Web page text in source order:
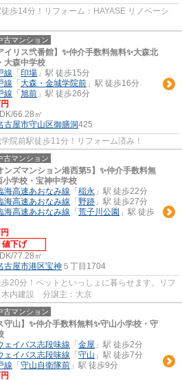
歩14分！リフォーム：HAYASE リノベーシ
古マンション
イリス弐番館】✨️仲介手数料無料✨️大森北
大森中学校
線 「 印場 」駅 徒歩15分
線 「 大森・金城学院前 」駅 徒歩16分
線 「 旭前 」駅 徒歩26分
66.28㎡
古屋市守山区御膳洞425
院前駅徒歩11分！リフォーム済み！
古マンション
ンズマンション港西第5】✨️仲介手数料無
小学校・宝神中学校
海高速あおなみ線 「 稲永 」駅 徒歩22分
海高速あおなみ線 「 野跡 」駅 徒歩27分
海高速あおなみ線 「 荒子川公園 」駅 徒歩
値下げ
77.28㎡
古屋市港区宝神 ５丁目1704
20分！ペットといっしょに暮らせます。リフ
内建設 分譲主：大京
古マンション
守山】✨️仲介手数料無料✨️守山小学校・守
ェイバス志段味線 「 金屋 」駅 徒歩2分
ェイバス志段味線 「 守山 」駅 徒歩7分
線 「 守山自衛隊前 」駅 徒歩9分